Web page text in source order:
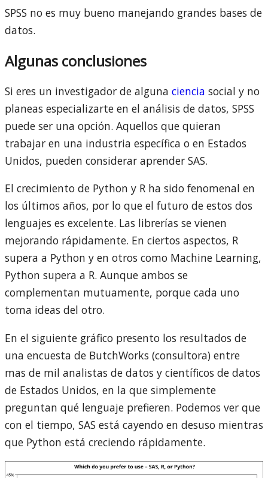
SPSS no es muy bueno manejando grandes bases de
datos.
Algunas conclusiones
Si eres un investigador de alguna ciencia social y no
planeas especializarte en el análisis de datos, SPSS
puede ser una opción. Aquellos que quieran
trabajar en una industria específica o en Estados
Unidos, pueden considerar aprender SAS.
El crecimiento de Python y R ha sido fenomenal en
los últimos años, por lo que el futuro de estos dos
lenguajes es excelente. Las librerías se vienen
mejorando rápidamente. En ciertos aspectos, R
supera a Python y en otros como Machine Learning,
Python supera a R. Aunque ambos se
complementan mutuamente, porque cada uno
toma ideas del otro.
En el siguiente gráfico presento los resultados de
una encuesta de ButchWorks (consultora) entre
mas de mil analistas de datos y científicos de datos
de Estados Unidos, en la que simplemente
preguntan qué lenguaje prefieren. Podemos ver que
con el tiempo, SAS está cayendo en desuso mientras
que Python está creciendo rápidamente.